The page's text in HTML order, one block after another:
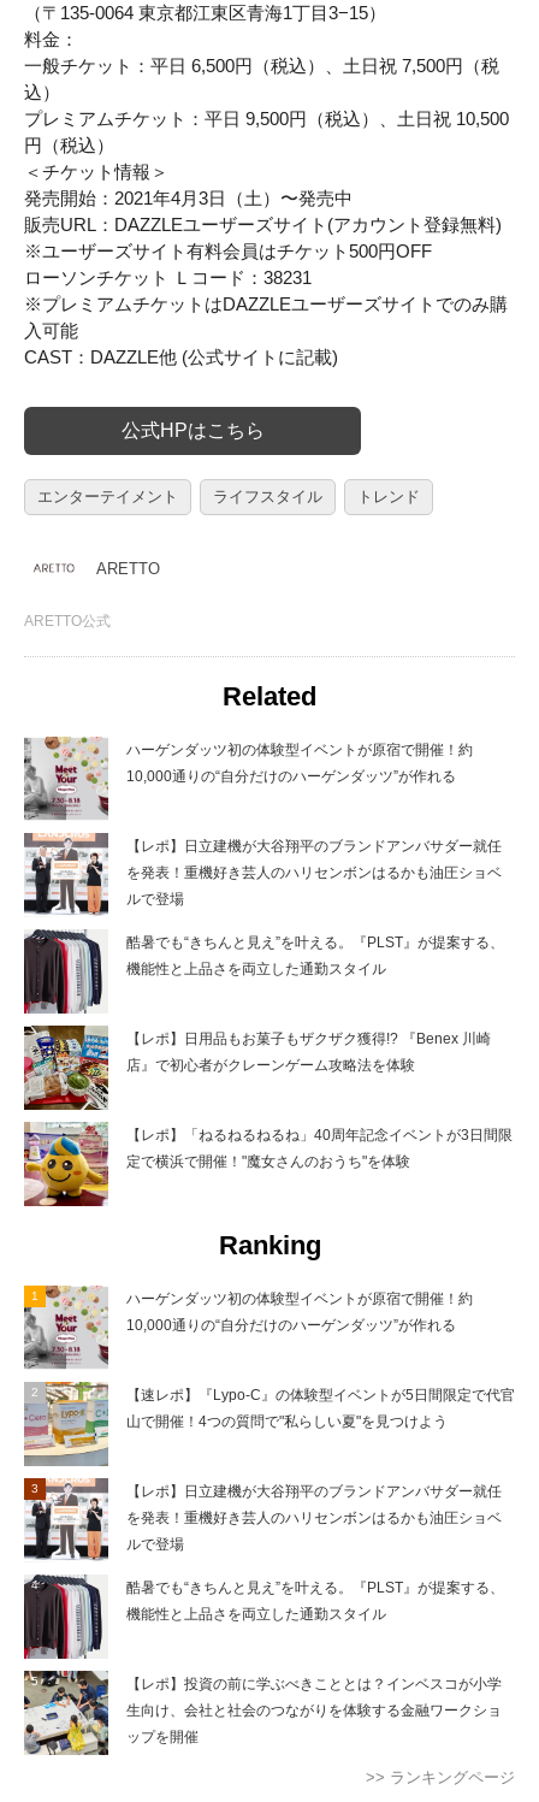
（〒135-0064 東京都江東区青海1丁目3−15）
料金：
一般チケット：平日 6,500円（税込）、土日祝 7,500円（税
込）
プレミアムチケット：平日 9,500円（税込）、土日祝 10,500
円（税込）
＜チケット情報＞
発売開始：2021年4月3日（土）〜発売中
販売URL：DAZZLEユーザーズサイト(アカウント登録無料)
※ユーザーズサイト有料会員はチケット500円OFF
ローソンチケット Ｌコード：38231
※プレミアムチケットはDAZZLEユーザーズサイトでのみ購
入可能
CAST：DAZZLE他 (公式サイトに記載)
公式HPはこちら
エンターテイメント ライフスタイル トレンド
ARETTO
ARETTO公式
Related
ハーゲンダッツ初の体験型イベントが原宿で開催！約
10,000通りの“自分だけのハーゲンダッツ”が作れる
【レポ】日立建機が大谷翔平のブランドアンバサダー就任
を発表！重機好き芸人のハリセンボンはるかも油圧ショベ
ルで登場
酷暑でも“きちんと見え”を叶える。『PLST』が提案する、
機能性と上品さを両立した通勤スタイル
【レポ】日用品もお菓子もザクザク獲得!? 『Benex 川崎
店』で初心者がクレーンゲーム攻略法を体験
【レポ】「ねるねるねるね」40周年記念イベントが3日間限
定で横浜で開催！"魔女さんのおうち"を体験
Ranking
ハーゲンダッツ初の体験型イベントが原宿で開催！約
10,000通りの“自分だけのハーゲンダッツ”が作れる
【速レポ】『Lypo-C』の体験型イベントが5日間限定で代官
山で開催！4つの質問で"私らしい夏"を見つけよう
【レポ】日立建機が大谷翔平のブランドアンバサダー就任
を発表！重機好き芸人のハリセンボンはるかも油圧ショベ
ルで登場
酷暑でも“きちんと見え”を叶える。『PLST』が提案する、
機能性と上品さを両立した通勤スタイル
【レポ】投資の前に学ぶべきこととは？インベスコが小学
生向け、会社と社会のつながりを体験する金融ワークショ
ップを開催
>> ランキングページ